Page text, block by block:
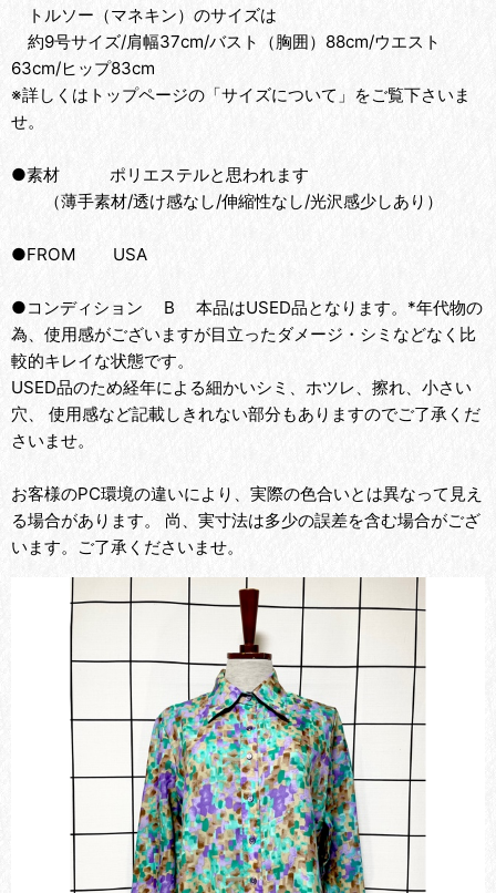
トルソー（マネキン）のサイズは
約9号サイズ/肩幅37cm/バスト（胸囲）88cm/ウエスト
63cm/ヒップ83cm
※詳しくはトップページの「サイズについて」をご覧下さいま
せ。
●素材 ポリエステルと思われます
（薄手素材/透け感なし/伸縮性なし/光沢感少しあり）
●FROM USA
●コンディション B 本品はUSED品となります。*年代物の
為、使用感がございますが目立ったダメージ・シミなどなく比
較的キレイな状態です。
USED品のため経年による細かいシミ、ホツレ、擦れ、小さい
穴、 使用感など記載しきれない部分もありますのでご了承くだ
さいませ。
お客様のPC環境の違いにより、実際の色合いとは異なって見え
る場合があります。 尚、実寸法は多少の誤差を含む場合がござ
います。ご了承くださいませ。